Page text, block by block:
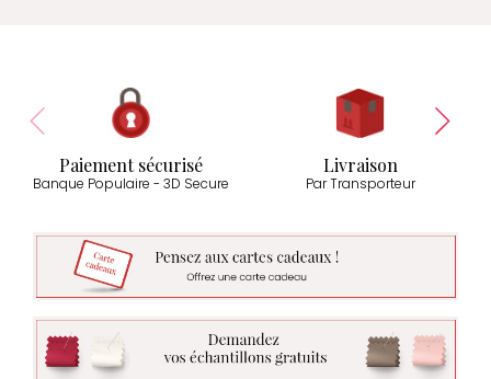
Paiement sécurisé
Banque Populaire - 3D Secure
Livraison
Par Transporteur